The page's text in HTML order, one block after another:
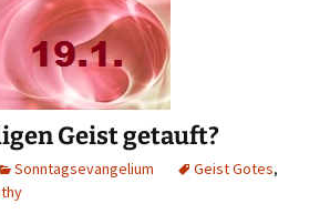
Geist getauft?
Sonntagsevangelium Geist Gotes,